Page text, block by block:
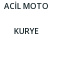
ACİL MOTO
KURYE